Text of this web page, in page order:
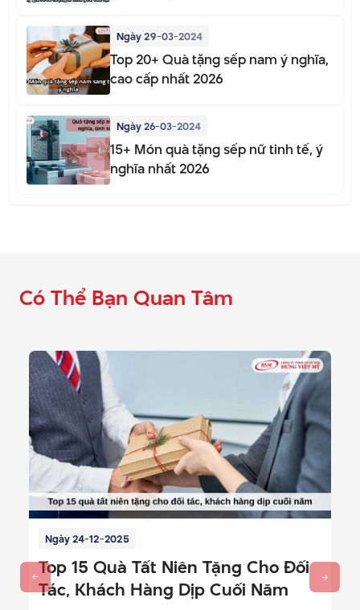
Ngày 29-03-2024
Top 20+ Quà tặng sếp nam ý nghĩa,
cao cấp nhất 2026
Ngày 26-03-2024
15+ Món quà tặng sếp nữ tinh tế, ý
nghĩa nhất 2026
Có Thể Bạn Quan Tâm
Ngày 15-12-2025
Gợi Ý 10 Mẫu Giỏ Quà Tết 300k
Sang Trọng, Chất Lượng 2026